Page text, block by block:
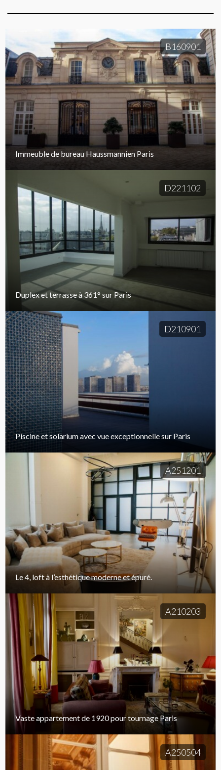
B160901
Immeuble de bureau Haussmannien Paris
D221102
Duplex et terrasse à 361° sur Paris
D210901
Piscine et solarium avec vue exceptionnelle sur Paris
A251201
Le 4, loft à l’esthétique moderne et épuré.
A210203
Vaste appartement de 1920 pour tournage Paris
A250504